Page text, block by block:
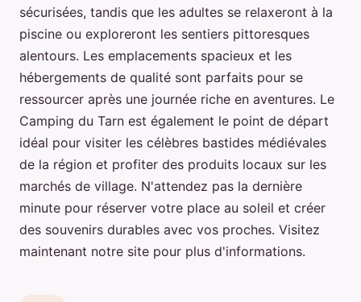
sécurisées, tandis que les adultes se relaxeront à la
piscine ou exploreront les sentiers pittoresques
alentours. Les emplacements spacieux et les
hébergements de qualité sont parfaits pour se
ressourcer après une journée riche en aventures. Le
Camping du Tarn est également le point de départ
idéal pour visiter les célèbres bastides médiévales
de la région et profiter des produits locaux sur les
marchés de village. N'attendez pas la dernière
minute pour réserver votre place au soleil et créer
des souvenirs durables avec vos proches. Visitez
maintenant notre site pour plus d'informations.